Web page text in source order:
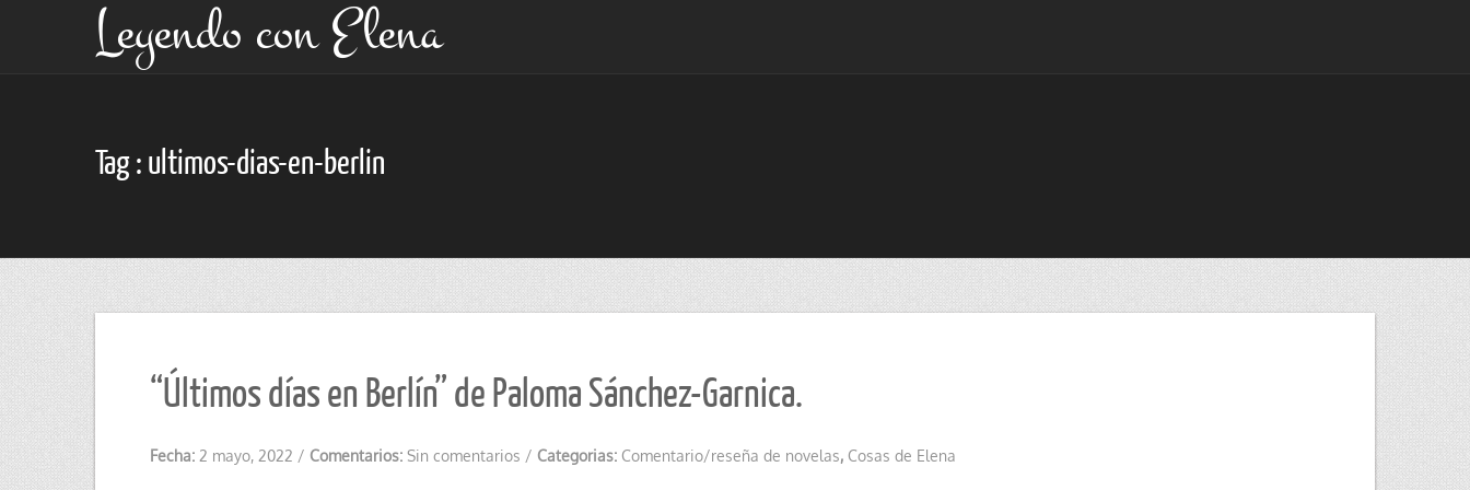
Leyendo con Elena
Tag : ultimos-dias-en-berlin
“Últimos días en Berlín” de Paloma Sánchez-Garnica.
Fecha: 2 mayo, 2022 / Comentarios: Sin comentarios / Categorias: Comentario/reseña de novelas, Cosas de Elena